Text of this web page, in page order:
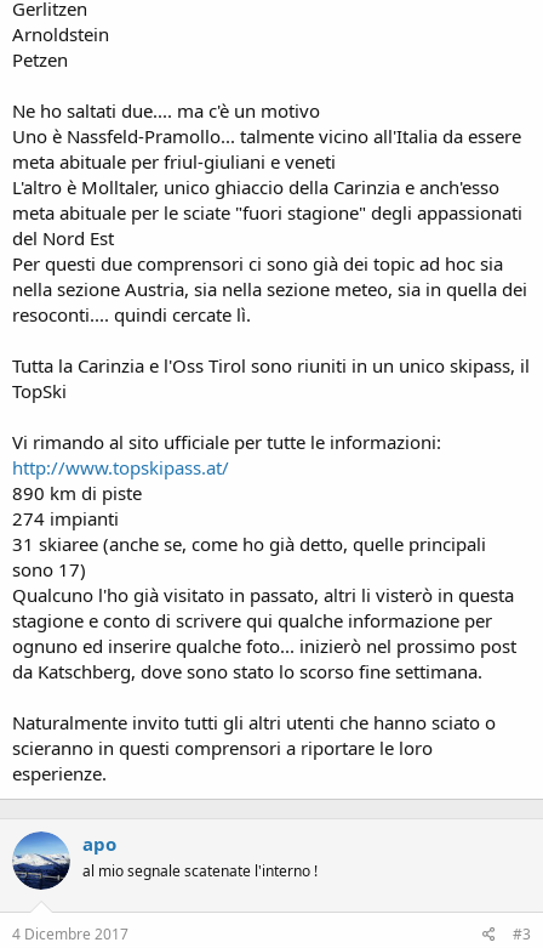
Gerlitzen
Arnoldstein
Petzen
Ne ho saltati due.... ma c'è un motivo
Uno è Nassfeld-Pramollo... talmente vicino all'Italia da essere
meta abituale per friul-giuliani e veneti
L'altro è Molltaler, unico ghiaccio della Carinzia e anch'esso
meta abituale per le sciate "fuori stagione" degli appassionati
del Nord Est
Per questi due comprensori ci sono già dei topic ad hoc sia
nella sezione Austria, sia nella sezione meteo, sia in quella dei
resoconti.... quindi cercate lì.
Tutta la Carinzia e l'Oss Tirol sono riuniti in un unico skipass, il
TopSki
Vi rimando al sito ufficiale per tutte le informazioni:
http://www.topskipass.at/
890 km di piste
274 impianti
31 skiaree (anche se, come ho già detto, quelle principali
sono 17)
Qualcuno l'ho già visitato in passato, altri li visterò in questa
stagione e conto di scrivere qui qualche informazione per
ognuno ed inserire qualche foto... inizierò nel prossimo post
da Katschberg, dove sono stato lo scorso fine settimana.
Naturalmente invito tutti gli altri utenti che hanno sciato o
scieranno in questi comprensori a riportare le loro
esperienze.
apo
al mio segnale scatenate l'interno !
4 Dicembre 2017 #3